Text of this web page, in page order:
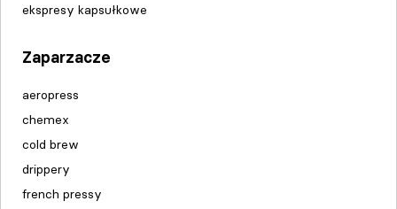
ekspresy kapsułkowe
Zaparzacze
aeropress
chemex
cold brew
drippery
french pressy